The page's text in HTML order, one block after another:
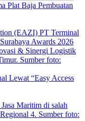
Plat Baja Pembuatan
Lewat “Easy Access